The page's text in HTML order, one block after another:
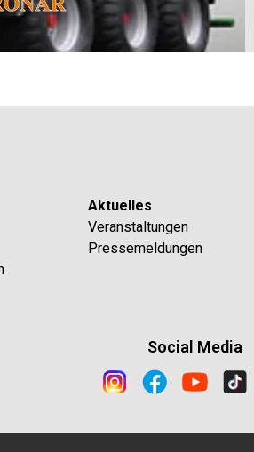
Aktuelles
Veranstaltungen
Pressemeldungen
Social Media